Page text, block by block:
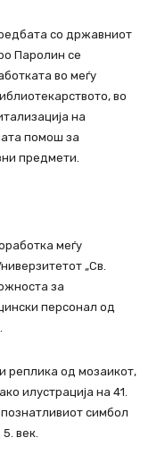
со државниот
Паролин се
во меѓу
во
на
помош за
предмети.
меѓу
„Св.
за
персонал од
реплика од мозаикот,
илустрација на 41.
симбол
век.